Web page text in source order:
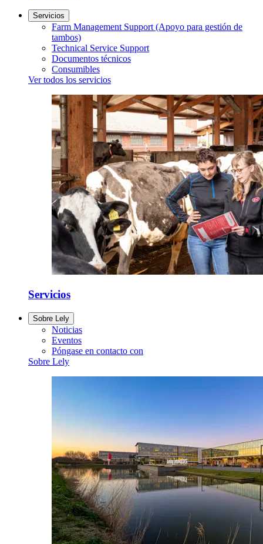
Servicios
Farm Management Support (Apoyo para gestión de
tambos)
Technical Service Support
Documentos técnicos
Consumibles
Ver todos los servicios
Servicios
Sobre Lely
Noticias
Eventos
Póngase en contacto con
Sobre Lely